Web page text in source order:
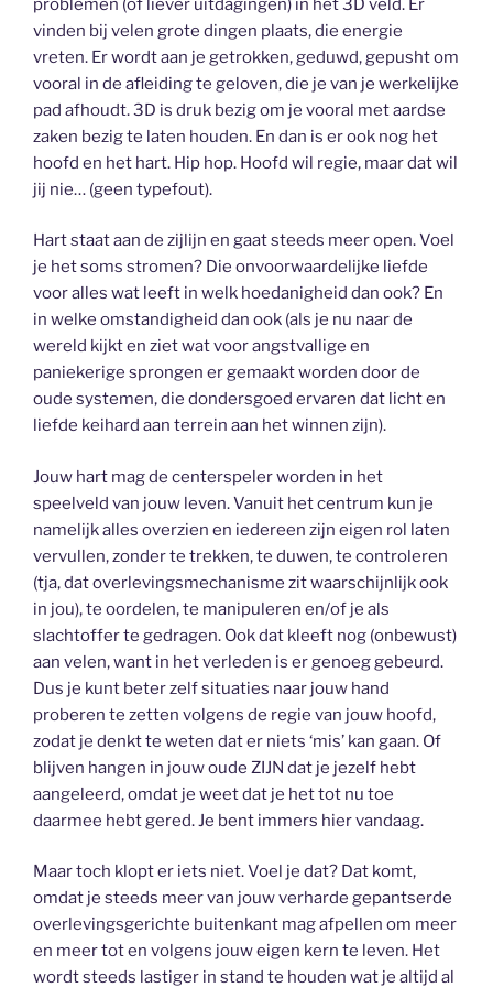
vinden bij velen grote dingen plaats, die energie
vreten. Er wordt aan je getrokken, geduwd, gepusht om
vooral in de afleiding te geloven, die je van je werkelijke
pad afhoudt. 3D is druk bezig om je vooral met aardse
zaken bezig te laten houden. En dan is er ook nog het
hoofd en het hart. Hip hop. Hoofd wil regie, maar dat wil
jij nie… (geen typefout).
Hart staat aan de zijlijn en gaat steeds meer open. Voel
je het soms stromen? Die onvoorwaardelijke liefde
voor alles wat leeft in welk hoedanigheid dan ook? En
in welke omstandigheid dan ook (als je nu naar de
wereld kijkt en ziet wat voor angstvallige en
paniekerige sprongen er gemaakt worden door de
oude systemen, die dondersgoed ervaren dat licht en
liefde keihard aan terrein aan het winnen zijn).
Jouw hart mag de centerspeler worden in het
speelveld van jouw leven. Vanuit het centrum kun je
namelijk alles overzien en iedereen zijn eigen rol laten
vervullen, zonder te trekken, te duwen, te controleren
(tja, dat overlevingsmechanisme zit waarschijnlijk ook
in jou), te oordelen, te manipuleren en/of je als
slachtoffer te gedragen. Ook dat kleeft nog (onbewust)
aan velen, want in het verleden is er genoeg gebeurd.
Dus je kunt beter zelf situaties naar jouw hand
proberen te zetten volgens de regie van jouw hoofd,
zodat je denkt te weten dat er niets ‘mis’ kan gaan. Of
blijven hangen in jouw oude ZIJN dat je jezelf hebt
aangeleerd, omdat je weet dat je het tot nu toe
daarmee hebt gered. Je bent immers hier vandaag.
Maar toch klopt er iets niet. Voel je dat? Dat komt,
omdat je steeds meer van jouw verharde gepantserde
overlevingsgerichte buitenkant mag afpellen om meer
en meer tot en volgens jouw eigen kern te leven. Het
wordt steeds lastiger in stand te houden wat je altijd al